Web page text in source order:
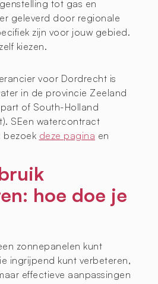
tot gas en
geleverd door regionale
zijn voor jouw gebied.
kiezen.
voor Dordrecht is
in de provincie Zeeland
of South-Holland
SEen watercontract
bezoek deze pagina en
hoe doe je
zonnepanelen kunt
ingrijpend kunt verbeteren,
effectieve aanpassingen